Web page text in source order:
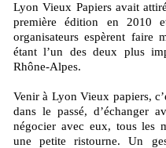
Lyon Vieux Papiers avait
première édition en 2010
organisateurs espèrent faire
étant l’un des deux plus
Rhône-Alpes.
Venir à Lyon Vieux papiers,
dans le passé, d’échanger
négocier avec eux, tous les
une petite ristourne. Un